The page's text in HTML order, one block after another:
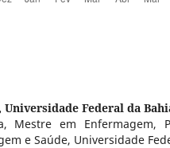
Universidade Federal da
Mestre em Enfermagem,
e Saúde, Universidade